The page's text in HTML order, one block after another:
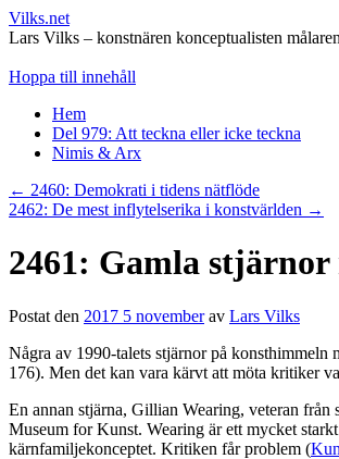
Vilks.net
Lars Vilks – konstnären konceptualisten
Hoppa till innehåll
Hem
Del 979: Att teckna eller icke teckna
Nimis & Arx
← 2460: Demokrati i tidens nätflöde
2462: De mest inflytelserika i konstvärlden →
2461: Gamla
Postat den 2017 5 november av Lars Vilks
Några av 1990-talets stjärnor på
176). Men det kan vara kärvt att möta kritiker
En annan stjärna, Gillian Wearing, veteran
Museum for Kunst. Wearing är ett mycket
kärnfamiljekonceptet. Kritiken får problem (